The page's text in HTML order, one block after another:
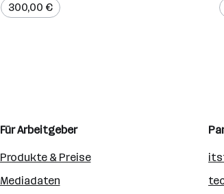
300,00 €
Für Arbeitgeber
Produkte & Preise
Mediadaten